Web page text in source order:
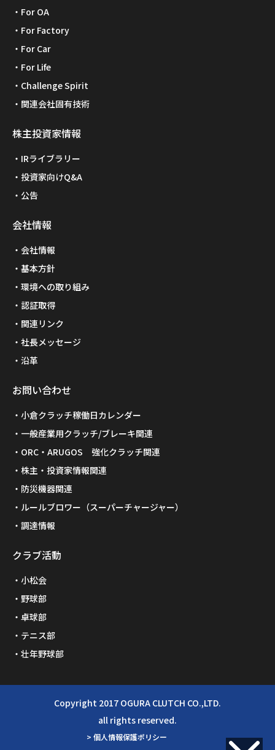
For OA
For Factory
For Car
For Life
Challenge Spirit
関連会社固有技術
株主投資家情報
IRライブラリー
投資家向けQ&A
公告
会社情報
会社情報
基本方針
環境への取り組み
認証取得
関連リンク
社長メッセージ
沿革
お問い合わせ
小倉クラッチ稼働日カレンダー
一般産業用クラッチ/ブレーキ関連
ORC・ARUGOS 強化クラッチ関連
株主・投資家情報関連
防災機器関連
ルールブロワー（スーパーチャージャー）
調達情報
クラブ活動
小松会
野球部
卓球部
テニス部
壮年野球部
Copyright 2017 OGURA CLUTCH CO.,LTD.
all rights reserved.
> 個人情報保護ポリシー